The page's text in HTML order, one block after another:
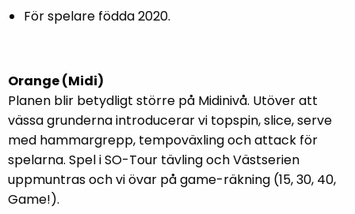
För spelare födda 2020.
Orange (Midi)
Planen blir betydligt större på Midinivå. Utöver att
vässa grunderna introducerar vi topspin, slice, serve
med hammargrepp, tempoväxling och attack för
spelarna. Spel i SO-Tour tävling och Västserien
uppmuntras och vi övar på game-räkning (15, 30, 40,
Game!).